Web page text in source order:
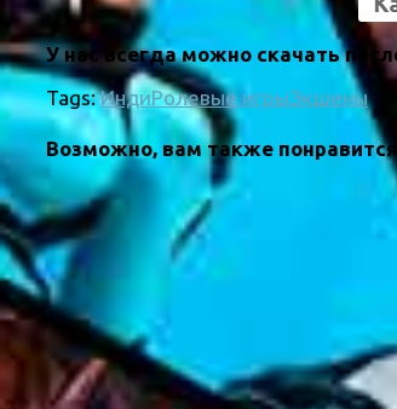
У нас всегда можно скачать
Tags: ИндиРолевые игрыЭкшены
Возможно, вам также понравится: